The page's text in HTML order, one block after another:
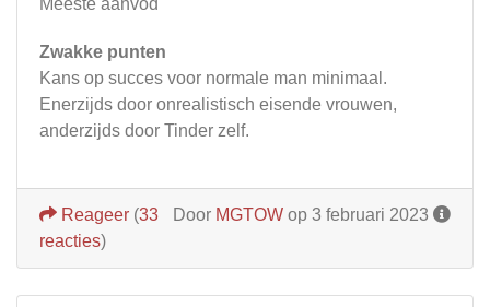
Zwakke punten
Kans op succes voor normale man minimaal.
Enerzijds door onrealistisch eisende vrouwen,
anderzijds door Tinder zelf.
Door MGTOW op 3 februari 2023
Reageer (33
reacties)